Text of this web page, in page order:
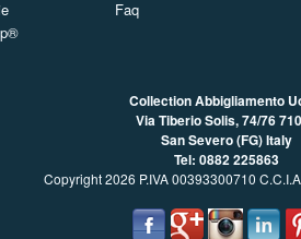
Faq
Collection Abbigliamento
Via Tiberio Solis, 74/76
San Severo (FG) Italy
Tel: 0882 225863
Copyright 2026 P.IVA 00393300710